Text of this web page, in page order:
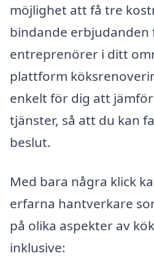
möjlighet att få tre
bindande erbjudanden
entreprenörer i ditt
plattform
enkelt för dig att
tjänster, så att du kan
beslut.
Med bara några klick
erfarna hantverkare
på olika aspekter av
inklusive: